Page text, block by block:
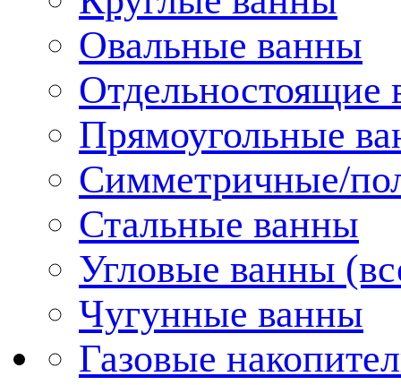
Овальные ванны
Отдельностоящие
Прямоугольные
Симметричные/
Стальные ванны
Угловые ванны
Чугунные ванны
Газовые